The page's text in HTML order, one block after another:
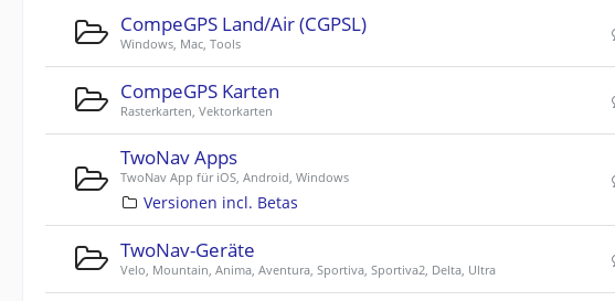
CompeGPS Land/Air (CGPSL)
Windows, Mac, Tools
CompeGPS Karten
Rasterkarten, Vektorkarten
TwoNav Apps
TwoNav App für iOS, Android, Windows
Versionen incl. Betas
TwoNav-Geräte
Velo, Mountain, Anima, Aventura, Sportiva, Sportiva2, Delta, Ultra